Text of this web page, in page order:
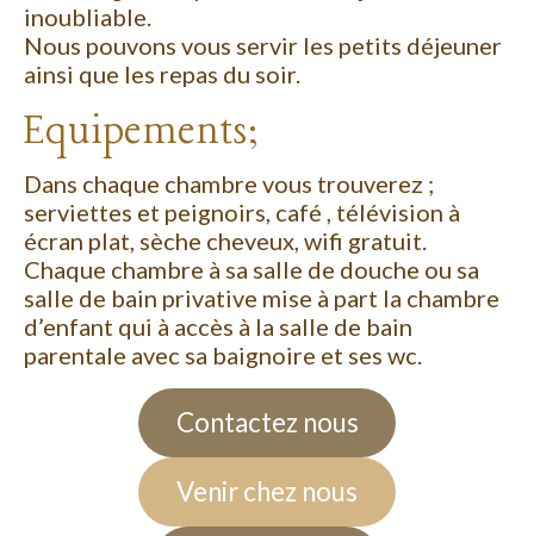
inoubliable.
Nous pouvons vous servir les petits déjeuner
ainsi que les repas du soir.
Equipements;
Dans chaque chambre vous trouverez ;
serviettes et peignoirs, café , télévision à
écran plat, sèche cheveux, wifi gratuit.
Chaque chambre à sa salle de douche ou sa
salle de bain privative mise à part la chambre
d’enfant qui à accès à la salle de bain
parentale avec sa baignoire et ses wc.
Contactez nous
Venir chez nous